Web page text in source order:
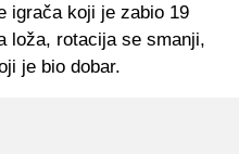
igrača koji je zabio 19
loža, rotacija se smanji,
je bio dobar.